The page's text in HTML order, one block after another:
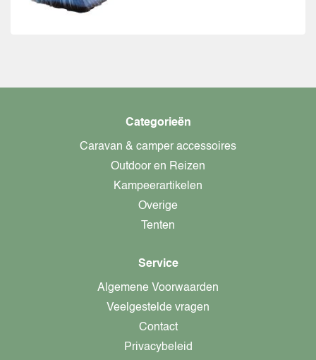
Categorieën
Caravan & camper accessoires
Outdoor en Reizen
Kampeerartikelen
Overige
Tenten
Service
Algemene Voorwaarden
Veelgestelde vragen
Contact
Privacybeleid